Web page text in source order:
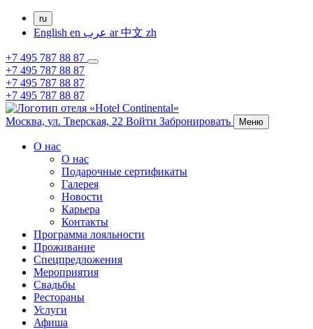
ru
English en ar中文 zh
+7 495 787 88 87
+7 495 787 88 87
+7 495 787 88 87
+7 495 787 88 87
Москва, ул. Тверская, 22 Войти Забронировать Меню
О нас
О нас
Подарочные сертификаты
Галерея
Новости
Карьера
Контакты
Программа лояльности
Проживание
Спецпредложения
Мероприятия
Свадьбы
Рестораны
Услуги
Афиша